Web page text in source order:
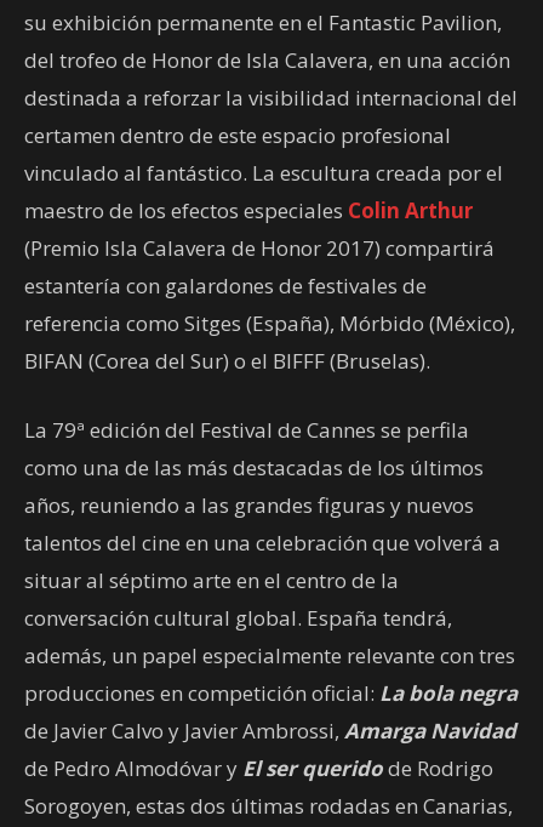
su exhibición permanente en el Fantastic Pavilion,
del trofeo de Honor de Isla Calavera, en una acción
destinada a reforzar la visibilidad internacional del
certamen dentro de este espacio profesional
vinculado al fantástico. La escultura creada por el
maestro de los efectos especiales Colin Arthur
(Premio Isla Calavera de Honor 2017) compartirá
estantería con galardones de festivales de
referencia como Sitges (España), Mórbido (México),
BIFAN (Corea del Sur) o el BIFFF (Bruselas).
La 79ª edición del Festival de Cannes se perfila
como una de las más destacadas de los últimos
años, reuniendo a las grandes figuras y nuevos
talentos del cine en una celebración que volverá a
situar al séptimo arte en el centro de la
conversación cultural global. España tendrá,
además, un papel especialmente relevante con tres
producciones en competición oficial: La bola negra
de Javier Calvo y Javier Ambrossi, Amarga Navidad
de Pedro Almodóvar y El ser queridode Rodrigo
Sorogoyen, estas dos últimas rodadas en Canarias,